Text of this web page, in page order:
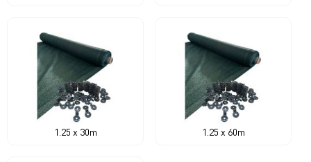
1.25 x 30m 1.25 x 60m